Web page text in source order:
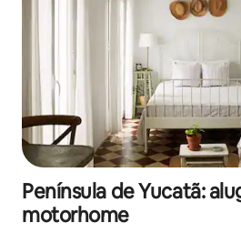
Península de Yucatã:
motorhome